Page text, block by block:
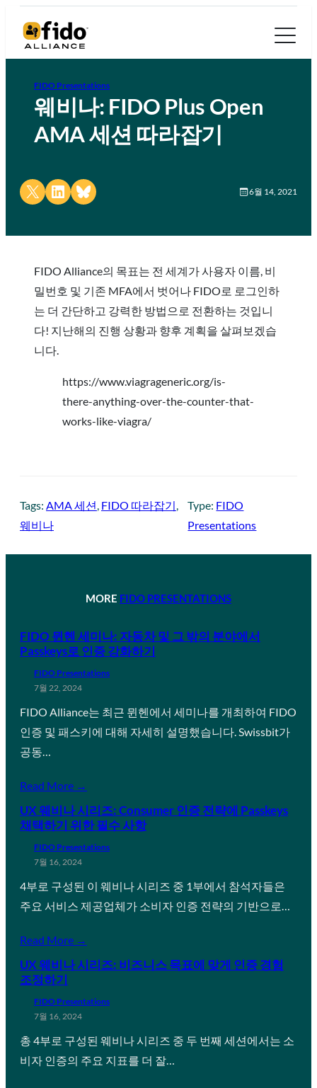
FIDO Presentations
웨비나: FIDO Plus Open
AMA 세션 따라잡기
Share on X Share on LinkedIn
Share on Bluesky 6월 14, 2021
FIDO Alliance의 목표는 전 세계가 사용자 이름, 비
밀번호 및 기존 MFA에서 벗어나 FIDO로 로그인하
는 더 간단하고 강력한 방법으로 전환하는 것입니
다! 지난해의 진행 상황과 향후 계획을 살펴보겠습
니다.
https://www.viagrageneric.org/is-
there-anything-over-the-counter-that-
works-like-viagra/
Tags: AMA 세션 FIDO 따라잡기
웨비나
Type: FIDO
Presentations
MORE FIDO PRESENTATIONS
FIDO 뮌헨 세미나: 자동차 및 그 밖의 분야에서
Passkeys로 인증 강화하기
FIDO Presentations
7월 22, 2024
FIDO Alliance는 최근 뮌헨에서 세미나를 개최하여 FIDO
인증 및 패스키에 대해 자세히 설명했습니다. Swissbit가
공동…
Read More →
UX 웨비나 시리즈: Consumer 인증 전략에 Passkeys
채택하기 위한 필수 사항
FIDO Presentations
7월 16, 2024
4부로 구성된 이 웨비나 시리즈 중 1부에서 참석자들은
주요 서비스 제공업체가 소비자 인증 전략의 기반으로…
Read More →
UX 웨비나 시리즈: 비즈니스 목표에 맞게 인증 경험
조정하기
FIDO Presentations
7월 16, 2024
총 4부로 구성된 웨비나 시리즈 중 두 번째 세션에서는 소
비자 인증의 주요 지표를 더 잘…